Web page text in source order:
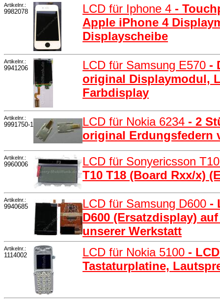
Artikelnr.:
9982078 LCD für Iphone 4 -
Apple iPhone 4
Displayscheibe
Artikelnr.:
9941206 LCD für Samsung E570 -
original Displaymodul,
Farbdisplay
Artikelnr.:
9991750-1 LCD für Nokia 6234 - 2
original Erdungsfedern
Artikelnr.:
9960006
LCD für Sonyericsson
T10 T18 (Board Rxx/x)
Artikelnr.:
9940685 LCD für Samsung D600 -
D600 (Ersatzdisplay)
unserer Werkstatt
Artikelnr.:
1114002 LCD für Nokia 5100 -
Tastaturplatine,